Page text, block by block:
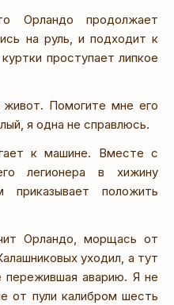
Орландо продолжает
на руль, и подходит к
проступает липкое
Помогите мне его
я одна не справлюсь.
к машине. Вместе с
легионера в хижину
приказывает положить
Орландо, морщась от
уходил, а тут
аварию. Я не
от пули калибром шесть